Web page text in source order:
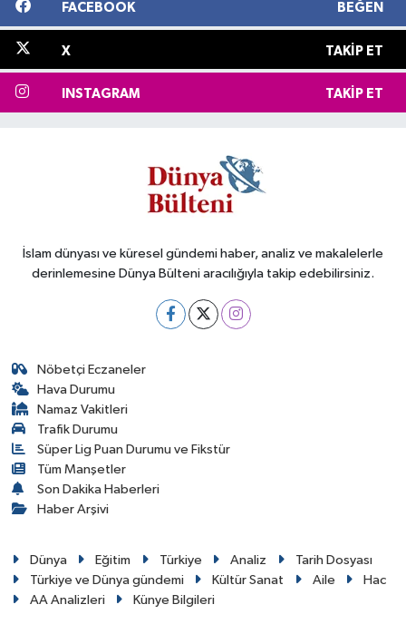
FACEBOOK BEĞEN
X TAKIP ET
INSTAGRAM TAKIP ET
İslam dünyası ve küresel gündemi haber, analiz ve makalelerle
derinlemesine Dünya Bülteni aracılığıyla takip edebilirsiniz.
Nöbetçi Eczaneler
Hava Durumu
Namaz Vakitleri
Trafik Durumu
Süper Lig Puan Durumu ve Fikstür
Tüm Manşetler
Son Dakika Haberleri
Haber Arşivi
Dünya Eğitim Türkiye Analiz
Tarih Dosyası
Türkiye ve Dünya gündemi
Kültür Sanat Aile
Hac
AA Analizleri
Künye Bilgileri